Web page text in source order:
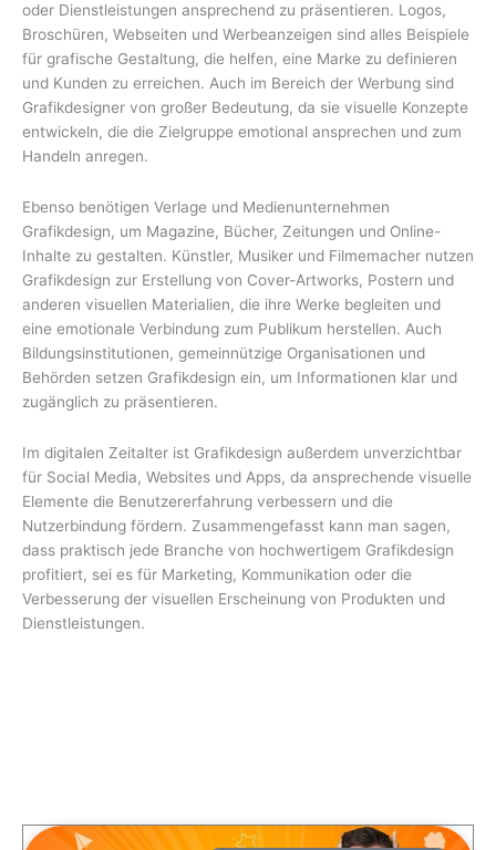
oder Dienstleistungen ansprechend zu präsentieren. Logos,
Broschüren, Webseiten und Werbeanzeigen sind alles Beispiele
für grafische Gestaltung, die helfen, eine Marke zu definieren
und Kunden zu erreichen. Auch im Bereich der Werbung sind
Grafikdesigner von großer Bedeutung, da sie visuelle Konzepte
entwickeln, die die Zielgruppe emotional ansprechen und zum
Handeln anregen.
Ebenso benötigen Verlage und Medienunternehmen
Grafikdesign, um Magazine, Bücher, Zeitungen und Online-
Inhalte zu gestalten. Künstler, Musiker und Filmemacher nutzen
Grafikdesign zur Erstellung von Cover-Artworks, Postern und
anderen visuellen Materialien, die ihre Werke begleiten und
eine emotionale Verbindung zum Publikum herstellen. Auch
Bildungsinstitutionen, gemeinnützige Organisationen und
Behörden setzen Grafikdesign ein, um Informationen klar und
zugänglich zu präsentieren.
Im digitalen Zeitalter ist Grafikdesign außerdem unverzichtbar
für Social Media, Websites und Apps, da ansprechende visuelle
Elemente die Benutzererfahrung verbessern und die
Nutzerbindung fördern. Zusammengefasst kann man sagen,
dass praktisch jede Branche von hochwertigem Grafikdesign
profitiert, sei es für Marketing, Kommunikation oder die
Verbesserung der visuellen Erscheinung von Produkten und
Dienstleistungen.